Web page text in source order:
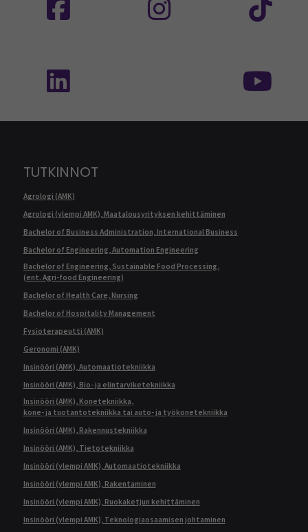
TUTKINNOT
Agrologi (AMK)
Agrologi (ylempi AMK), Maatalousyrityksen kehittäminen
Bachelor of Business Administration, International Business
Bachelor of Engineering, Automation Engineering
Bachelor of Engineering, Sustainable Food Processing,
(ent. Agri-food Engineering)
Bachelor of Health Care, Nursing
Bachelor of Hospitality Management
Fysioterapeutti (AMK)
Geronomi (AMK)
Insinööri (AMK), Automaatiotekniikka
Insinööri (AMK), Bio- ja elintarviketekniikka
Insinööri (AMK), Konetekniikka,
kone- ja tuotantotekniikka tai auto- ja työkonetekniikka
Insinööri (AMK), Rakennustekniikka
Insinööri (AMK), Tietotekniikka
Insinööri (ylempi AMK), Automaatiotekniikka
Insinööri (ylempi AMK), Rakentaminen
Insinööri (ylempi AMK), Ruokaketjun kehittäminen
Insinööri (ylempi AMK), Teknologiaosaamisen johtaminen